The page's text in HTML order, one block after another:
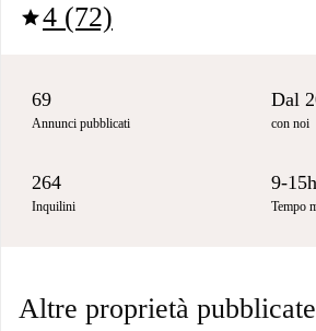
star4 (72)
69
Annunci pubblicati
Dal
con noi
264
Inquilini
9-15h
Tempo
Altre proprietà